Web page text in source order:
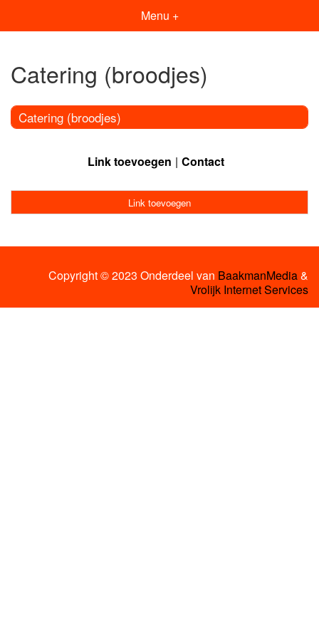
Menu +
Catering (broodjes)
Catering (broodjes)
Link toevoegen Contact
Link toevoegen
Copyright © 2023 Onderdeel van BaakmanMedia&
Vrolijk Internet Services